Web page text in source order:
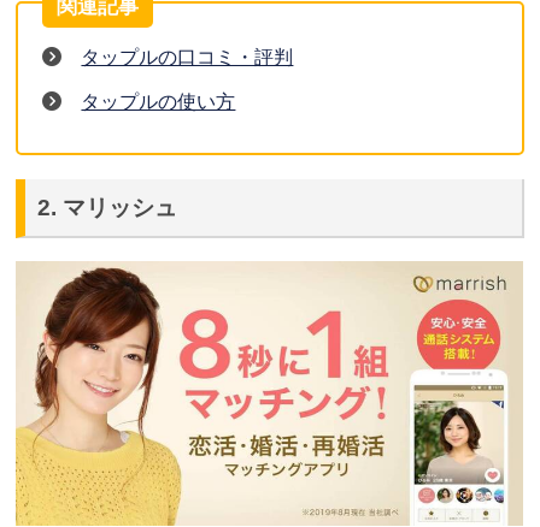
タップルの口コミ・評判
タップルの使い方
2. マリッシュ